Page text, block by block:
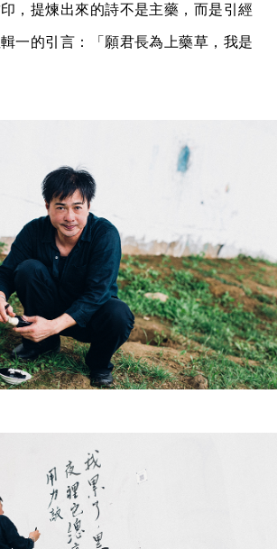
，提煉出來的詩不是主藥，而是引經
一的引言：「願君長為上藥草，我是